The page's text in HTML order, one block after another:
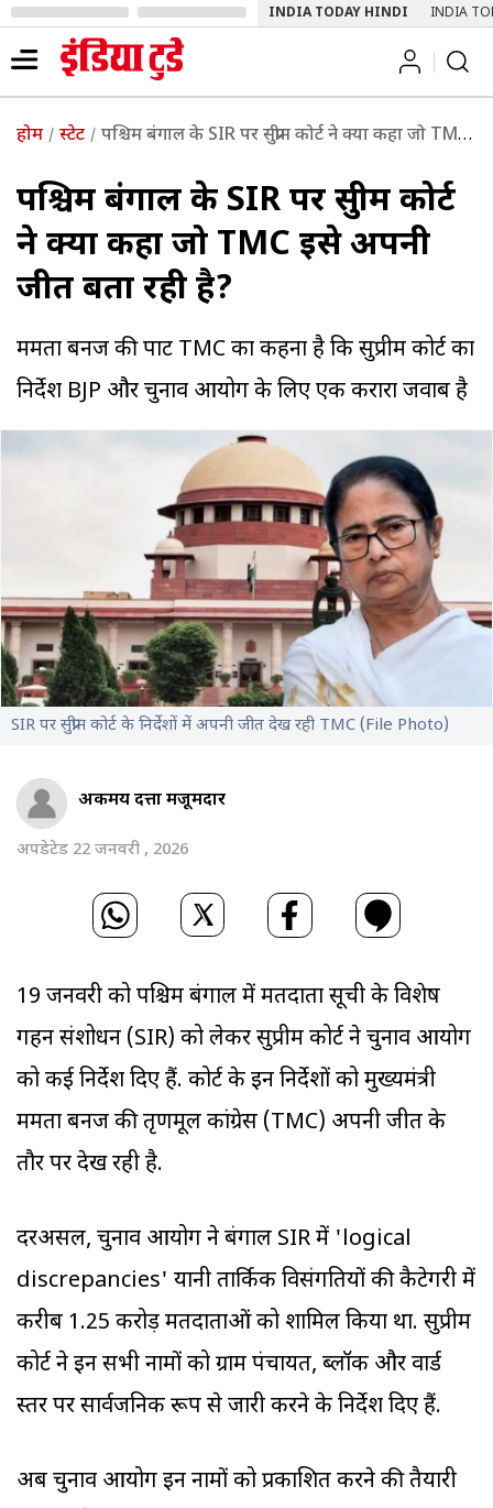
INDIA TODAY HINDI INDIA
होम स्टेट पश्चिम बंगाल के SIR पर सुप्रीम कोर्ट ने क्या कहा जो TMC इसे अपनी जीत बता रही है?
पश्चिम बंगाल के SIR पर सुप्रीम कोर्ट
ने क्या कहा जो TMC इसे अपनी
जीत बता रही है?
ममता बनर्जी की पार्टी TMC का कहना है कि सुप्रीम कोर्ट का
निर्देश BJP और चुनाव आयोग के लिए एक करारा जवाब है
SIR पर सुप्रीम कोर्ट के निर्देशों में अपनी जीत देख रही TMC (File Photo)
अर्कमय दत्ता मजूमदार
अपडेटेड 22 जनवरी , 2026
19 जनवरी को पश्चिम बंगाल में मतदाता सूची के विशेष
गहन संशोधन (SIR) को लेकर सुप्रीम कोर्ट ने चुनाव आयोग
को कई निर्देश दिए हैं. कोर्ट के इन निर्देशों को मुख्यमंत्री
ममता बनर्जी की तृणमूल कांग्रेस (TMC) अपनी जीत के
तौर पर देख रही है.
दरअसल, चुनाव आयोग ने बंगाल SIR में 'logical
discrepancies' यानी तार्किक विसंगतियों की कैटेगरी में
करीब 1.25 करोड़ मतदाताओं को शामिल किया था. सुप्रीम
कोर्ट ने इन सभी नामों को ग्राम पंचायत, ब्लॉक और वार्ड
स्तर पर सार्वजनिक रूप से जारी करने के निर्देश दिए हैं.
अब चुनाव आयोग इन नामों को प्रकाशित करने की तैयारी